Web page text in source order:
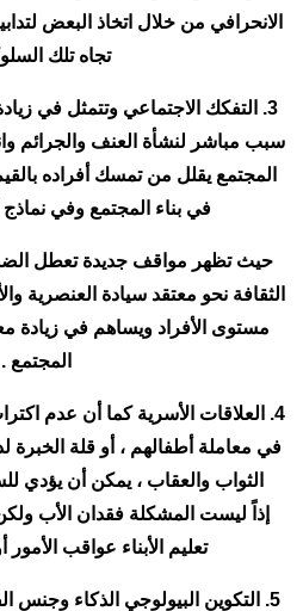
الانحرافي من خلال اتخاذ البعض
تجاه تلك
3. التفكك الاجتماعي وتتمثل في
سبب مباشر لنشأة العنف والجرائم
المجتمع يقلل من تمسك أفراده
في بناء المجتمع وفي نماذج
حيث تظهر مواقف جديدة تعطل
الثقافة نحو معتقد سيادة العنصرية
مستوى الأفراد ويساهم في زيادة
المجتمع .
4. العلاقات الأسرية كما أن عدم
في معاملة أطفالهم ، أو قلة
الثواب والعقاب ، يمكن أن يؤدي
إذاً ليست المشكلة فقدان الأب
تعليم الأبناء عواقب الأمور
5. التكوين البيولوجي الذكاء وجنس